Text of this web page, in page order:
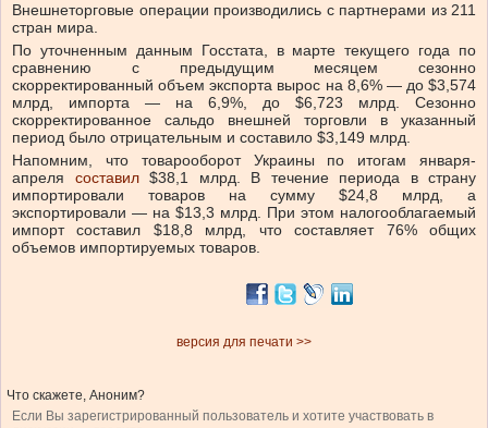
Внешнеторговые операции производились с партнерами из 211
стран мира.
По уточненным данным Госстата, в марте текущего года по
сравнению с предыдущим месяцем сезонно
скорректированный объем экспорта вырос на 8,6% — до $3,574
млрд, импорта — на 6,9%, до $6,723 млрд. Сезонно
скорректированное сальдо внешней торговли в указанный
период было отрицательным и составило $3,149 млрд.
Напомним, что товарооборот Украины по итогам января-
апреля составил$38,1 млрд. В течение периода в страну
импортировали товаров на сумму $24,8 млрд, а
экспортировали — на $13,3 млрд. При этом налогооблагаемый
импорт составил $18,8 млрд, что составляет 76% общих
объемов импортируемых товаров.
версия для печати >>
Что скажете, Аноним?
Если Вы зарегистрированный пользователь и хотите участвовать в